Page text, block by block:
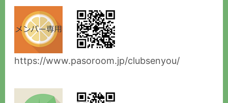
https://www.pasoroom.jp/clubsenyou/